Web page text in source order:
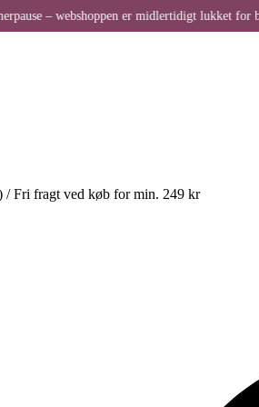
/ Fri fragt ved køb for min. 249 kr
er midlertidigt lukket for bestillinger.